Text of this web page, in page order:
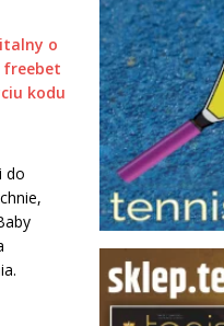
o
freebet
kodu
do